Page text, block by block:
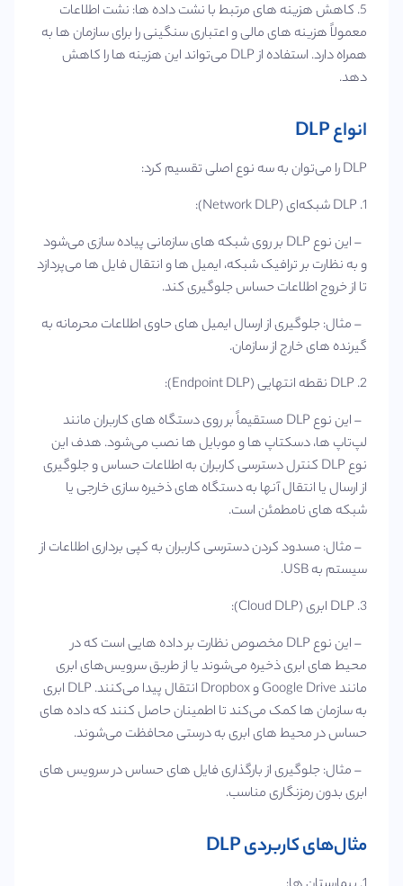
5. کاهش هزینه‌ های مرتبط با نشت داده‌ ها: نشت اطلاعات
معمولاً هزینه‌ های مالی و اعتباری سنگینی را برای سازمان‌ ها به
همراه دارد. استفاده از DLP می‌تواند این هزینه‌ ها را کاهش
دهد.
انواع DLP
DLP را می‌توان به سه نوع اصلی تقسیم کرد:
1. DLP شبکه‌ای (Network DLP):
– این نوع DLP بر روی شبکه‌ های سازمانی پیاده‌ سازی می‌شود
و به نظارت بر ترافیک شبکه، ایمیل‌ ها و انتقال فایل‌ ها می‌پردازد
تا از خروج اطلاعات حساس جلوگیری کند.
– مثال: جلوگیری از ارسال ایمیل‌ های حاوی اطلاعات محرمانه به
گیرنده‌ های خارج از سازمان.
2. DLP نقطه انتهایی (Endpoint DLP):
– این نوع DLP مستقیماً بر روی دستگاه‌ های کاربران مانند
لپ‌تاپ‌ ها، دسکتاپ‌ ها و موبایل‌ ها نصب می‌شود. هدف این
نوع DLP کنترل دسترسی کاربران به اطلاعات حساس و جلوگیری
از ارسال یا انتقال آنها به دستگاه‌ های ذخیره‌ سازی خارجی یا
شبکه‌ های نامطمئن است.
– مثال: مسدود کردن دسترسی کاربران به کپی‌ برداری اطلاعات از
سیستم به USB.
3. DLP ابری (Cloud DLP):
– این نوع DLP مخصوص نظارت بر داده‌ هایی است که در
محیط‌ های ابری ذخیره می‌شوند یا از طریق سرویس‌های ابری
مانند Google Drive و Dropbox انتقال پیدا می‌کنند. DLP ابری
به سازمان‌ ها کمک می‌کند تا اطمینان حاصل کنند که داده‌ های
حساس در محیط‌ های ابری به درستی محافظت می‌شوند.
– مثال: جلوگیری از بارگذاری فایل‌ های حساس در سرویس‌ های
ابری بدون رمزنگاری مناسب.
مثال‌های کاربردی DLP